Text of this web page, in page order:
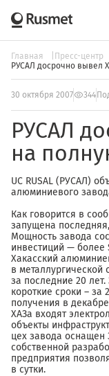
Главная Пресс-центр
РУСАЛ досрочно вывел
30 октября 2007 344
РУСАЛ
на
UC RUSAL (РУСАЛ)
алюминиевого
Как говорится в
запущена
Мощность завода
инвестиций — более
Хакасский
в металлургической
за последние 20
короткие сроки – за
получения в
ХАЗа входят
объекты
цех завода оснащен
собственной
предприятия
в сутки.